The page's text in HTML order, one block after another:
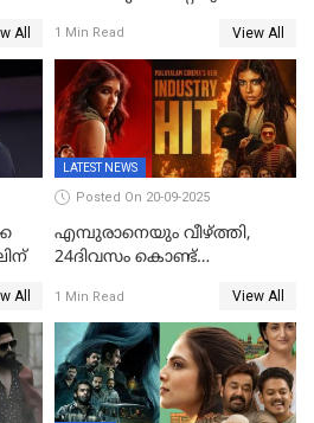
All
അഭിനന്ദിച്ച് പ്രധാനമന്ത്രി
1 Min Read View All
All
LATEST NEWS
Posted On 20-09-2025
എമ്പുരാനെയും വീഴ്ത്തി,
24ദിവസം കൊണ്ട്
ഇൻഡസ്ട്രി ഹിറ്റ്;
റെക്കോർഡുമായി ലോക
1 Min Read View All